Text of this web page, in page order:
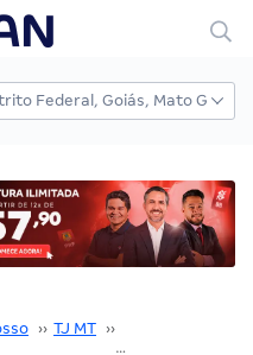
›› TJ MT ››